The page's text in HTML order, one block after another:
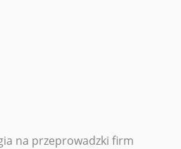
na przeprowadzki firm